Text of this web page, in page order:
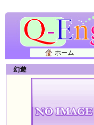
ホーム
幻遊